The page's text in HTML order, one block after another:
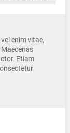
enim vitae,
Etiam